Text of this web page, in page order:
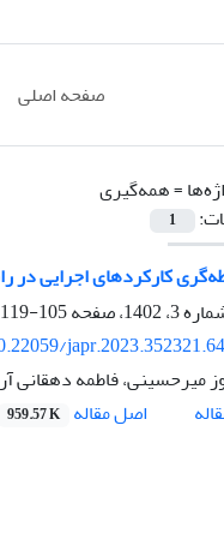
صفحه اصلی
=همه‌گیری
1
کارکردهای اجرایی در
105-119
میرحسینی، فاطمه دهقانی
اصل مقاله 959.57 K